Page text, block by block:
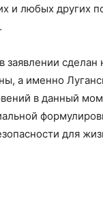
и любых других
заявлении
а именно
в данный
для